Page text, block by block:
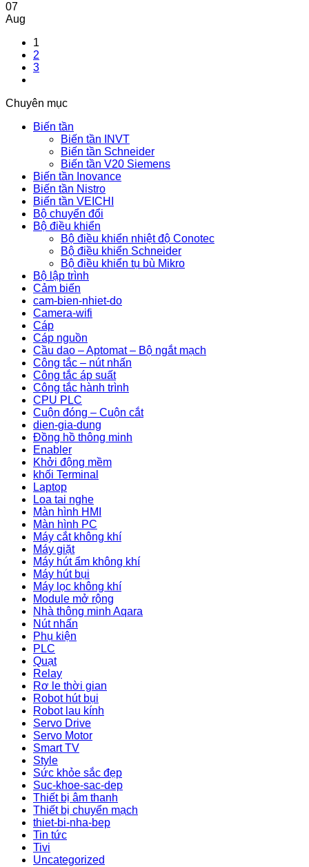
07
Aug
1
2
3
Chuyên mục
Biến tần
Biến tần INVT
Biến tần Schneider
Biến tần V20 Siemens
Biến tần Inovance
Biến tần Nistro
Biến tần VEICHI
Bộ chuyển đổi
Bộ điều khiển
Bộ điều khiển nhiệt độ Conotec
Bộ điều khiển Schneider
Bộ điều khiển tụ bù Mikro
Bộ lập trình
Cảm biến
cam-bien-nhiet-do
Camera-wifi
Cáp
Cáp nguồn
Cầu dao – Aptomat – Bộ ngắt mạch
Công tắc – nút nhấn
Công tắc áp suất
Công tắc hành trình
CPU PLC
Cuộn đóng – Cuộn cắt
dien-gia-dung
Đồng hồ thông minh
Enabler
Khởi động mềm
khối Terminal
Laptop
Loa tai nghe
Màn hình HMI
Màn hình PC
Máy cắt không khí
Máy giặt
Máy hút ẩm không khí
Máy hút bụi
Máy lọc không khí
Module mở rộng
Nhà thông minh Aqara
Nút nhấn
Phụ kiện
PLC
Quạt
Relay
Rơ le thời gian
Robot hút bụi
Robot lau kính
Servo Drive
Servo Motor
Smart TV
Style
Sức khỏe sắc đẹp
Suc-khoe-sac-dep
Thiết bị âm thanh
Thiết bị chuyển mạch
thiet-bi-nha-bep
Tin tức
Tivi
Uncategorized